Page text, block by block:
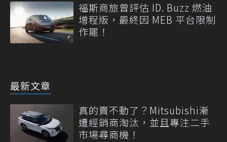
福斯商旅曾評估 ID. Buzz 燃油
增程版，最終因 MEB 平台限制
作罷！
最新文章
真的賣不動了？Mitsubishi漸
遭經銷商淘汰，並且專注二手
市場尋商機！